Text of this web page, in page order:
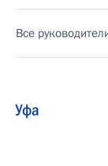
Все
Уфа